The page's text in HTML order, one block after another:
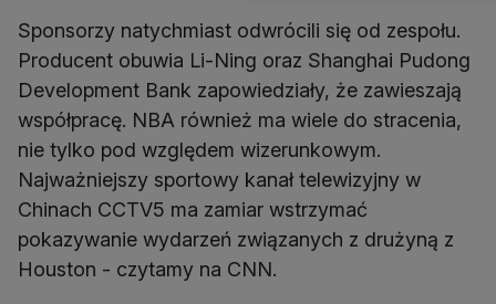
Sponsorzy natychmiast odwrócili się od zespołu.
Producent obuwia Li-Ning oraz Shanghai Pudong
Development Bank zapowiedziały, że zawieszają
współpracę. NBA również ma wiele do stracenia,
nie tylko pod względem wizerunkowym.
Najważniejszy sportowy kanał telewizyjny w
Chinach CCTV5 ma zamiar wstrzymać
pokazywanie wydarzeń związanych z drużyną z
Houston - czytamy na CNN.